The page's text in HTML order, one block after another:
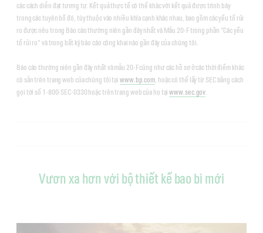
các cách diễn đạt tương tự. Kết quả thực tế có thể khác với kết quả được trình bày
trong các tuyên bố đó, tùy thuộc vào nhiều khía cạnh khác nhau, bao gồm các yếu tố rủi
ro được nêu trong Báo cáo thường niên gần đây nhất và Mẫu 20-F trong phần "Các yếu
tố rủi ro" và trong bất kỳ báo cáo công khai nào gần đây của chúng tôi.
Báo cáo thường niên gần đây nhất và mẫu 20-F cũng như các hồ sơ ở các thời điểm khác
có sẵn trên trang web của chúng tôi tại www.bp.com , hoặc có thể lấy từ SEC bằng cách
gọi tới số 1-800-SEC-0330 hoặc trên trang web của họ tạiwww.sec.gov
Vươn xa hơn với bộ thiết kế bao bì mới